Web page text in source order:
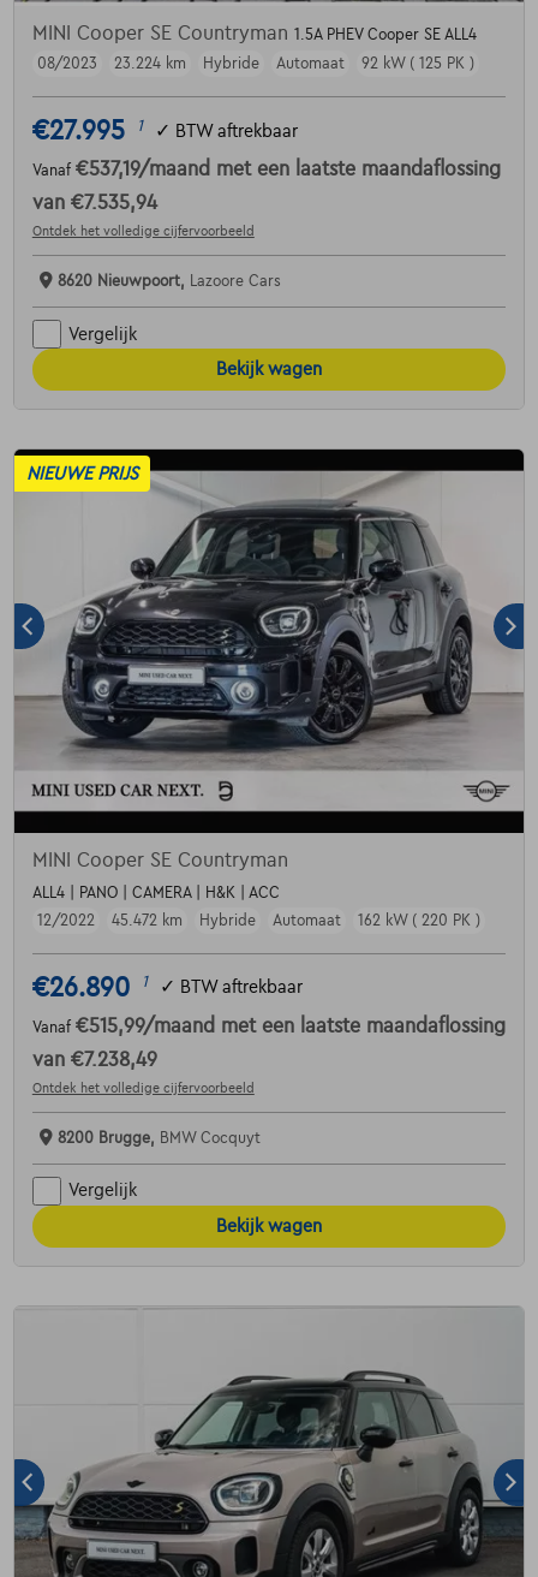
MINI Cooper SE Countryman 1.5A PHEV Cooper SE ALL4
08/2023
23.224 km Hybride Automaat 92 kW ( 125 PK )
€27.995 1 ✓ BTW aftrekbaar
Vanaf €537,19/maand met een laatste maandaflossing
van €7.535,94
Ontdek het volledige cijfervoorbeeld
8620 Nieuwpoort, Lazoore Cars
Vergelijk
Bekijk wagen
NIEUWE PRIJS
MINI Cooper SE Countryman
ALL4 | PANO | CAMERA | H&K | ACC
12/2022
45.472 km Hybride Automaat 162 kW ( 220 PK )
€26.890 1 ✓ BTW aftrekbaar
Vanaf €515,99/maand met een laatste maandaflossing
van €7.238,49
Ontdek het volledige cijfervoorbeeld
8200 Brugge, BMW Cocquyt
Vergelijk
Bekijk wagen